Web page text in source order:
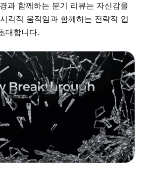
과 함께하는 분기 리뷰는 자신감을
각적 움직임과 함께하는 전략적 업
대합니다.